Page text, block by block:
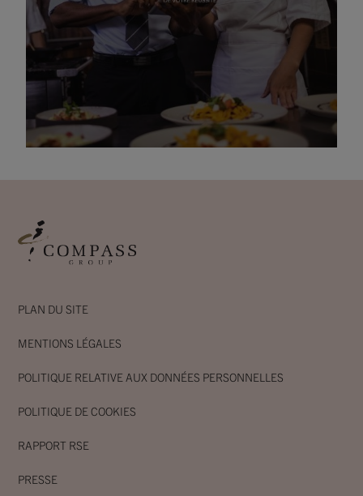
DÉCOUVREZ OPTIM'APPRO
PLAN DU SITE
MENTIONS LÉGALES
POLITIQUE RELATIVE AUX DONNÉES PERSONNELLES
POLITIQUE DE COOKIES
RAPPORT RSE
PRESSE